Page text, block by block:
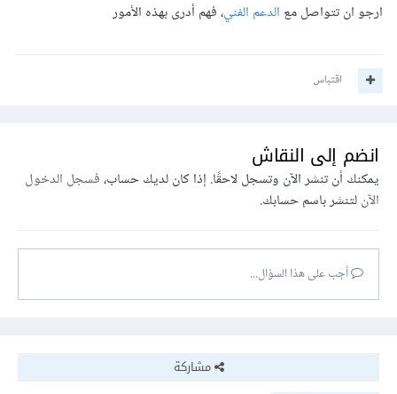
ارجو ان تتواصل مع الدعم الفني، فهم أدرى بهذه الأمور
اقتباس
انضم إلى النقاش
يمكنك أن تنشر الآن وتسجل لاحقًا. إذا كان لديك حساب،فسجل الدخول
الآنلتنشر باسم حسابك.
أجب على هذا السؤال...
مشاركة